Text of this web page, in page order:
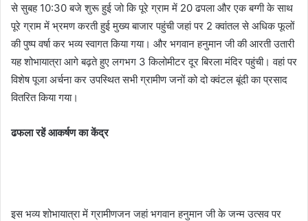
से सुबह 10:30 बजे शुरू हुई जो कि पूरे ग्राम में 20 ढपला और एक बग्गी के साथ
पूरे ग्राम में भ्रमण करती हुई मुख्य बाजार पहुंची जहां पर 2 क्वांतल से अधिक फूलों
की पुष्प वर्षा कर भव्य स्वागत किया गया। और भगवान हनुमान जी की आरती उतारी
यह शोभायात्रा आगे बढ़ते हुए लगभग 3 किलोमीटर दूर बिरला मंदिर पहुंची। वहां पर
विशेष पूजा अर्चना कर उपस्थित सभी ग्रामीण जनों को दो क्वंटल बूंदी का प्रसाद
वितरित किया गया।
ढफला रहें आकर्षण का केंद्र
इस भव्य शोभायात्रा में ग्रामीणजन जहां भगवान हनुमान जी के जन्म उत्सव पर